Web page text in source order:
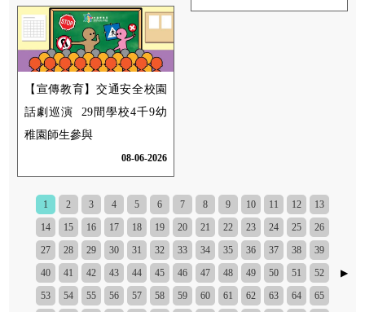
【宣傳教育】交通安全校園
話劇巡演 29間學校4千9幼
稚園師生參與
08-06-2026
1 2 3 4 5 6 7 8 9 10 11 12
13
14
15 16 17 18 19 20 21 22 23 24 25
26
27
28 29 30 31 32 33 34 35 36 37 38
39
40
41 42 43 44 45 46 47 48 49 50 51
52
53
54 55 56 57 58 59 60 61 62 63 64
65
▶